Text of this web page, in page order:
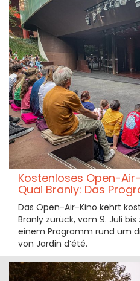
Kostenloses Open-
Quai Branly: Das
Das Open-Air-Kino kehrt
Branly zurück, vom 9. Juli
einem Programm rund um
von Jardin d’été.